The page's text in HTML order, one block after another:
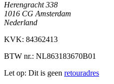
Herengracht 338
1016 CG Amsterdam
Nederland
KVK: 84362413
BTW nr.: NL863183670B01
Let op: Dit is geen retouradres